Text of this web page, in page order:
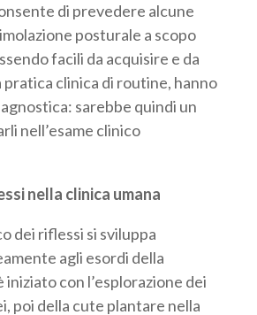
di prevedere alcune
posturale a scopo
facili da acquisire e da
clinica di routine, hanno
sarebbe quindi un
nell’esame clinico
nella clinica umana
dei riflessi si sviluppa
agli esordi della
iniziato con l’esplorazione dei
poi della cute plantare nella